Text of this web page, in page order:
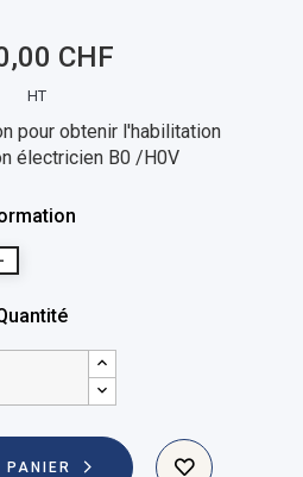
CHF
HT
pour obtenir l'habilitation
électricien B0 /H0V
PANIER